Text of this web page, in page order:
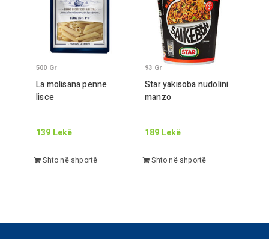
La molisana penne
lisce
500 Gr
139 Lekë
Shto në shportë
Star yakisoba nudolini
manzo
93 Gr
189 Lekë
Shto në shportë